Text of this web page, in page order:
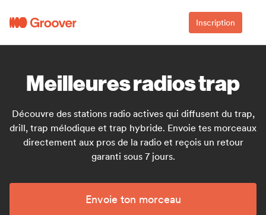
Inscription
Meilleures radios trap
Découvre des stations radio actives qui diffusent du trap,
drill, trap mélodique et trap hybride. Envoie tes morceaux
directement aux pros de la radio et reçois un retour
garanti sous 7 jours.
Envoie ton morceau